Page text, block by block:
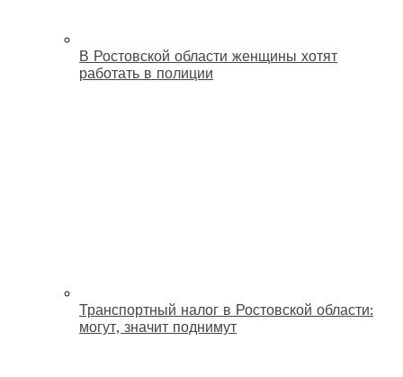
В Ростовской области женщины хотят
работать в полиции
Транспортный налог в Ростовской области:
могут, значит поднимут